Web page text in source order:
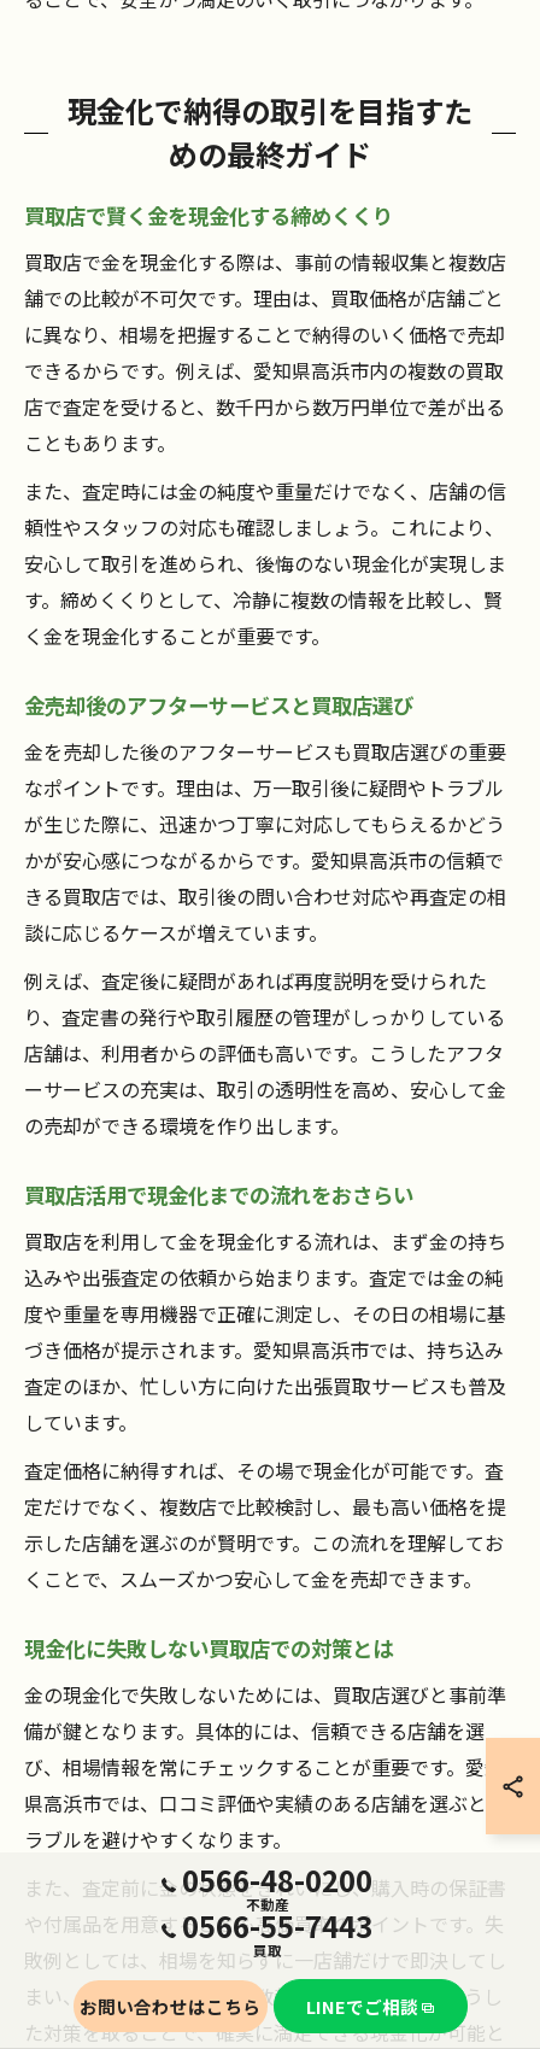
現金化で納得の取引を目指すた
めの最終ガイド
買取店で賢く金を現金化する締めくくり
買取店で金を現金化する際は、事前の情報収集と複数店
舗での比較が不可欠です。理由は、買取価格が店舗ごと
に異なり、相場を把握することで納得のいく価格で売却
できるからです。例えば、愛知県高浜市内の複数の買取
店で査定を受けると、数千円から数万円単位で差が出る
こともあります。
また、査定時には金の純度や重量だけでなく、店舗の信
頼性やスタッフの対応も確認しましょう。これにより、
安心して取引を進められ、後悔のない現金化が実現しま
す。締めくくりとして、冷静に複数の情報を比較し、賢
く金を現金化することが重要です。
金売却後のアフターサービスと買取店選び
金を売却した後のアフターサービスも買取店選びの重要
なポイントです。理由は、万一取引後に疑問やトラブル
が生じた際に、迅速かつ丁寧に対応してもらえるかどう
かが安心感につながるからです。愛知県高浜市の信頼で
きる買取店では、取引後の問い合わせ対応や再査定の相
談に応じるケースが増えています。
例えば、査定後に疑問があれば再度説明を受けられた
り、査定書の発行や取引履歴の管理がしっかりしている
店舗は、利用者からの評価も高いです。こうしたアフタ
ーサービスの充実は、取引の透明性を高め、安心して金
の売却ができる環境を作り出します。
買取店活用で現金化までの流れをおさらい
買取店を利用して金を現金化する流れは、まず金の持ち
込みや出張査定の依頼から始まります。査定では金の純
度や重量を専用機器で正確に測定し、その日の相場に基
づき価格が提示されます。愛知県高浜市では、持ち込み
査定のほか、忙しい方に向けた出張買取サービスも普及
しています。
査定価格に納得すれば、その場で現金化が可能です。査
定だけでなく、複数店で比較検討し、最も高い価格を提
示した店舗を選ぶのが賢明です。この流れを理解してお
くことで、スムーズかつ安心して金を売却できます。
現金化に失敗しない買取店での対策とは
金の現金化で失敗しないためには、買取店選びと事前準
備が鍵となります。具体的には、信頼できる店舗を選
び、相場情報を常にチェックすることが重要です。愛知
県高浜市では、口コミ評価や実績のある店舗を選ぶとト
ラブルを避けやすくなります。
また、査定前に金の状態をきれいにし、購入時の保証書
や付属品を用意することも高価買取のポイントです。失
敗例としては、相場を知らずに一店舗だけで即決してし
まい、損をするケースが多数報告されています。こうし
た対策を取ることで、確実に満足できる現金化が可能と
0566-48-0200
不動産
0566-55-7443
買取
お問い合わせはこちら LINEでご相談